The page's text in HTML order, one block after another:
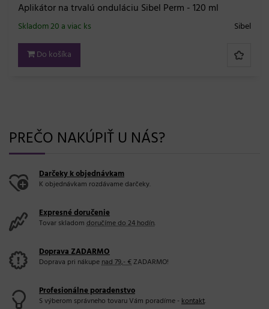
PREČO NAKÚPIŤ U NÁS?
Darčeky k objednávkam
K objednávkam rozdávame darčeky.
Expresné doručenie
Tovar skladom doručíme do 24 hodín.
Doprava ZADARMO
Doprava pri nákupenad 79,- €ZADARMO!
Profesionálne poradenstvo
S výberom správneho tovaru Vám poradíme -kontakt.